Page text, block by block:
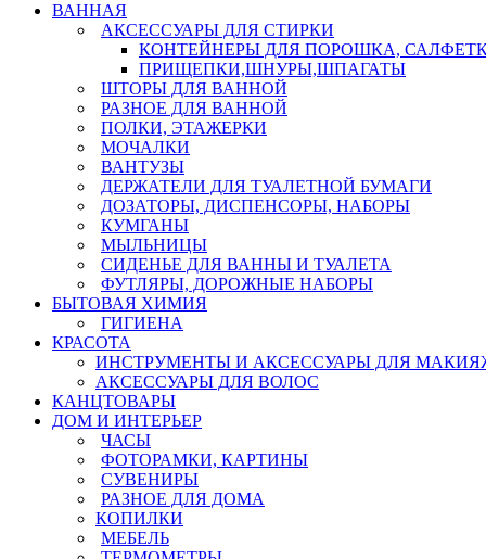
ВАННАЯ
АКСЕССУАРЫ ДЛЯ СТИРКИ
КОНТЕЙНЕРЫ ДЛЯ ПОРОШКА,
ПРИЩЕПКИ,ШНУРЫ,ШПАГАТЫ
ШТОРЫ ДЛЯ ВАННОЙ
РАЗНОЕ ДЛЯ ВАННОЙ
ПОЛКИ, ЭТАЖЕРКИ
МОЧАЛКИ
ВАНТУЗЫ
ДЕРЖАТЕЛИ ДЛЯ ТУАЛЕТНОЙ БУМАГИ
ДОЗАТОРЫ, ДИСПЕНСОРЫ, НАБОРЫ
КУМГАНЫ
МЫЛЬНИЦЫ
СИДЕНЬЕ ДЛЯ ВАННЫ И ТУАЛЕТА
ФУТЛЯРЫ, ДОРОЖНЫЕ НАБОРЫ
БЫТОВАЯ ХИМИЯ
ГИГИЕНА
КРАСОТА
ИНСТРУМЕНТЫ И АКСЕССУАРЫ ДЛЯ
АКСЕССУАРЫ ДЛЯ ВОЛОС
КАНЦТОВАРЫ
ДОМ И ИНТЕРЬЕР
ЧАСЫ
ФОТОРАМКИ, КАРТИНЫ
СУВЕНИРЫ
РАЗНОЕ ДЛЯ ДОМА
КОПИЛКИ
МЕБЕЛЬ